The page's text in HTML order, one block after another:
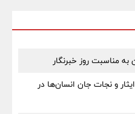
مناسبت روز خبرنگار
و نجات جان انسان‌ها در